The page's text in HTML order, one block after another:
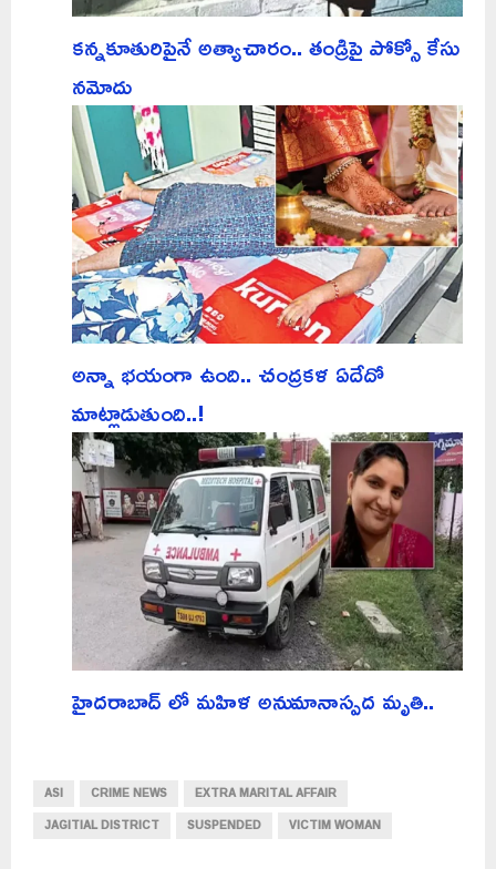
కన్నకూతురిపైనే అత్యాచారం.. తండ్రిపై పోక్సో కేసు
నమోదు
అన్నా భయంగా ఉంది.. చంద్రకళ ఏదేదో
మాట్లాడుతుంది..!
హైదరాబాద్ లో మహిళ అనుమానాస్పద మృతి..
ASI CRIME NEWS
EXTRA MARITAL AFFAIR
JAGITIAL DISTRICT
SUSPENDED VICTIM WOMAN